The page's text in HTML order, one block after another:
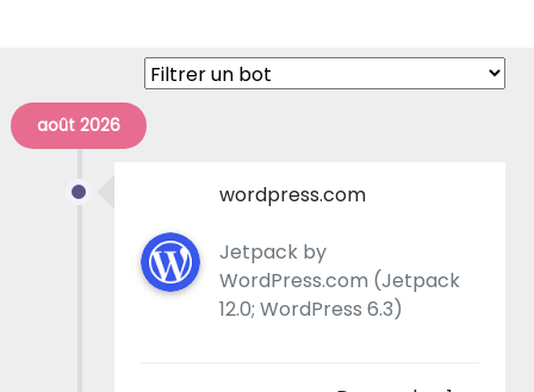
août 2026
wordpress.com
Jetpack by
WordPress.com (Jetpack
12.0; WordPress 6.3)